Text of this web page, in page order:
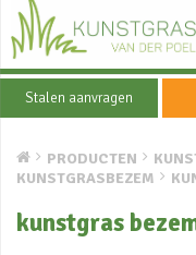
Stalen aanvragen
PRODUCTEN
KUNSTGRASBEZEM
kunstgras